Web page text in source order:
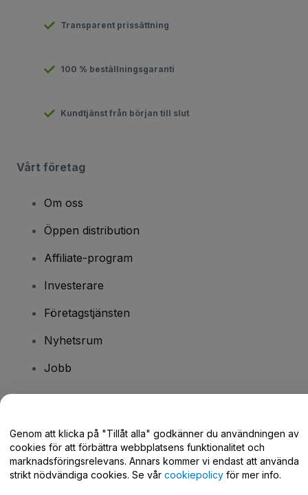
Transparent prissättning
100 % beställningsgaranti
Kundtjänst från början till slut
Vårt företag
Om oss
Öppen distribution
Affiliate-program
Investerare
Företagstjänsten
Nyhetsrum
Jobb
Hjälpcenter / Kontakta oss
Genom att klicka på "Tillåt alla" godkänner du användningen av
cookies för att förbättra webbplatsens funktionalitet och
marknadsföringsrelevans. Annars kommer vi endast att använda
strikt nödvändiga cookies. Se vår cookiepolicy för mer info.